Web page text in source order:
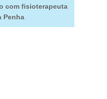
com fisioterapeuta
Penha